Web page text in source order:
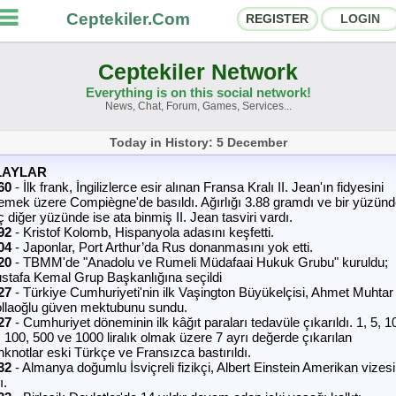
Ceptekiler.Com REGISTER LOGIN
Social Shares
Rooms App Ecosystem
Contact
Us
Ceptekiler.Com - v2025.01
Licence F.A.Q. C.S. Contract
Ceptekiler Network
Everything is on this social network!
News, Chat, Forum, Games, Services...
Today in History: 5 December
- İlk frank, İngilizlerce esir alınan Fransa Kralı II. Jean'ın fidyesini
üzere Compiègne'de basıldı. Ağırlığı 3.88 gramdı ve bir
diğer yüzünde ise ata binmiş II. Jean tasviri vardı.
- Kristof Kolomb, Hispanyola adasını keşfetti.
- Japonlar, Port Arthur’da Rus donanmasını yok etti.
- TBMM'de "Anadolu ve Rumeli Müdafaai Hukuk Grubu" kuruldu;
Kemal Grup Başkanlığına seçildi
- Türkiye Cumhuriyeti'nin ilk Vaşington Büyükelçisi, Ahmet Muhtar
güven mektubunu sundu.
- Cumhuriyet döneminin ilk kâğıt paraları tedavüle çıkarıldı. 1, 5,
100, 500 ve 1000 liralık olmak üzere 7 ayrı değerde çıkarılan
eski Türkçe ve Fransızca bastırıldı.
- Almanya doğumlu İsviçreli fizikçi, Albert Einstein Amerikan vizesi